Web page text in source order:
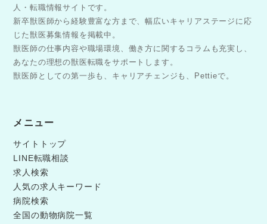
人・転職情報サイトです。
新卒獣医師から経験豊富な方まで、幅広いキャリアステージに応
じた獣医募集情報を掲載中。
獣医師の仕事内容や職場環境、働き方に関するコラムも充実し、
あなたの理想の獣医転職をサポートします。
獣医師としての第一歩も、キャリアチェンジも、Pettieで。
メニュー
サイトトップ
LINE転職相談
求人検索
人気の求人キーワード
病院検索
全国の動物病院一覧